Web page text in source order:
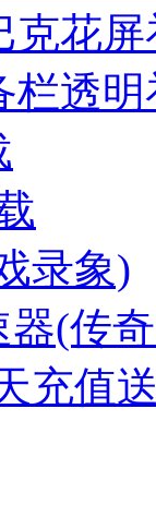
克花屏
栏透明
录象)
(传
充值